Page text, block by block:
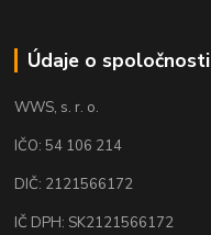
Údaje o spoločnosti
WWS, s. r. o.
IČO: 54 106 214
DIČ: 2121566172
IČ DPH: SK2121566172